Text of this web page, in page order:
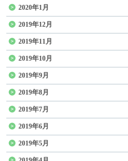
2020年1月
2019年12月
2019年11月
2019年10月
2019年9月
2019年8月
2019年7月
2019年6月
2019年5月